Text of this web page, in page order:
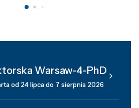
Warsaw-4-PhD
od 24 lipca do 7 sierpnia 2026